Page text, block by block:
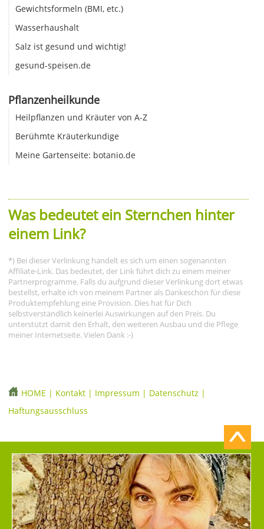
Gewichtsformeln (BMI, etc.)
Wasserhaushalt
Salz ist gesund und wichtig!
gesund-speisen.de
Pflanzenheilkunde
Heilpflanzen und Kräuter von A-Z
Berühmte Kräuterkundige
Meine Gartenseite: botanio.de
Was bedeutet ein Sternchen hinter
einem Link?
*) Bei dieser Verlinkung handelt es sich um einen sogenannten
Affiliate-Link. Das bedeutet, der Link führt dich zu einem meiner
Partnerprogramme. Falls du aufgrund dieser Verlinkung dort etwas
bestellst, erhalte ich von meinem Partner als Dankeschön für diese
Produktempfehlung eine Provision. Dies hat für Dich
selbstverständlich keinerlei Auswirkungen auf den Preis. Du
unterstützt damit den Erhalt, den weiteren Ausbau und die Pflege
meiner Internetseite. Vielen Dank :-)
HOME | Kontakt | Impressum | Datenschutz |
Haftungsausschluss